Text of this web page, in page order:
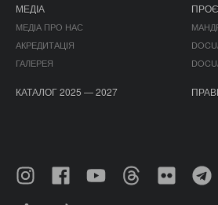
МЕДІА
МЕДІА ПРО НАС
АКРЕДИТАЦІЯ
ГАЛЕРЕЯ
КАТАЛОГ 2025 — 2027